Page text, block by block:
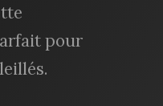
pour